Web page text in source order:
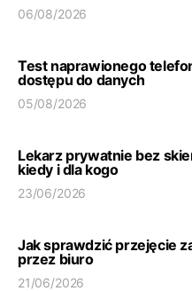
06/08/2026
Test naprawionego
dostępu do danych
05/08/2026
Lekarz prywatnie bez
kiedy i dla kogo
23/06/2026
Jak sprawdzić przejęcie
przez biuro
21/06/2026